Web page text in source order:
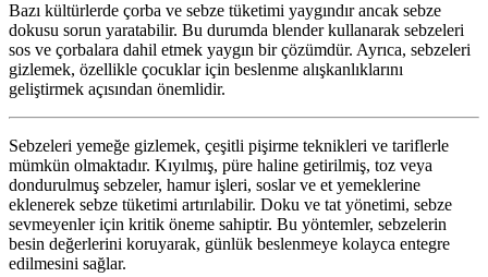
Bazı kültürlerde çorba ve sebze tüketimi yaygındır ancak sebze
dokusu sorun yaratabilir. Bu durumda blender kullanarak sebzeleri
sos ve çorbalara dahil etmek yaygın bir çözümdür. Ayrıca, sebzeleri
gizlemek, özellikle çocuklar için beslenme alışkanlıklarını
geliştirmek açısından önemlidir.
Sebzeleri yemeğe gizlemek, çeşitli pişirme teknikleri ve tariflerle
mümkün olmaktadır. Kıyılmış, püre haline getirilmiş, toz veya
dondurulmuş sebzeler, hamur işleri, soslar ve et yemeklerine
eklenerek sebze tüketimi artırılabilir. Doku ve tat yönetimi, sebze
sevmeyenler için kritik öneme sahiptir. Bu yöntemler, sebzelerin
besin değerlerini koruyarak, günlük beslenmeye kolayca entegre
edilmesini sağlar.